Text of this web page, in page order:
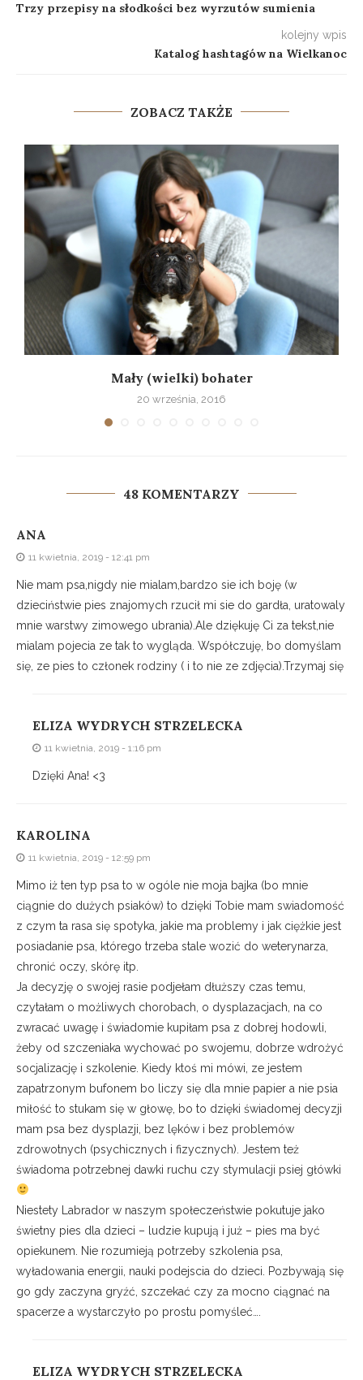
Trzy przepisy na słodkości bez wyrzutów sumienia
kolejny wpis
Katalog hashtagów na Wielkanoc
ZOBACZ TAKŻE
Mały (wielki) bohater
20 września, 2016
48 KOMENTARZY
ANA
11 kwietnia, 2019 - 12:41 pm
Nie mam psa,nigdy nie mialam,bardzo sie ich boję (w
dzieciństwie pies znajomych rzucił mi sie do gardła, uratowaly
mnie warstwy zimowego ubrania).Ale dziękuję Ci za tekst,nie
mialam pojecia ze tak to wygląda. Współczuję, bo domyślam
się, ze pies to członek rodziny ( i to nie ze zdjęcia).Trzymaj się
ELIZA WYDRYCH STRZELECKA
11 kwietnia, 2019 - 1:16 pm
Dzięki Ana! <3
KAROLINA
11 kwietnia, 2019 - 12:59 pm
Mimo iż ten typ psa to w ogóle nie moja bajka (bo mnie
ciągnie do dużych psiaków) to dzięki Tobie mam swiadomość
z czym ta rasa się spotyka, jakie ma problemy i jak ciężkie jest
posiadanie psa, którego trzeba stale wozić do weterynarza,
chronić oczy, skórę itp.
Ja decyzję o swojej rasie podjełam dłuższy czas temu,
czytałam o możliwych chorobach, o dysplazacjach, na co
zwracać uwagę i świadomie kupiłam psa z dobrej hodowli,
żeby od szczeniaka wychować po swojemu, dobrze wdrożyć
socjalizację i szkolenie. Kiedy ktoś mi mówi, ze jestem
zapatrzonym bufonem bo liczy się dla mnie papier a nie psia
miłość to stukam się w głowę, bo to dzięki świadomej decyzji
mam psa bez dysplazji, bez lęków i bez problemów
zdrowotnych (psychicznych i fizycznych). Jestem też
świadoma potrzebnej dawki ruchu czy stymulacji psiej główki
Niestety Labrador w naszym społeczeństwie pokutuje jako
świetny pies dla dzieci – ludzie kupują i już – pies ma być
opiekunem. Nie rozumieją potrzeby szkolenia psa,
wyładowania energii, nauki podejscia do dzieci. Pozbywają się
go gdy zaczyna gryźć, szczekać czy za mocno ciągnać na
spacerze a wystarczyło po prostu pomyśleć….
ELIZA WYDRYCH STRZELECKA